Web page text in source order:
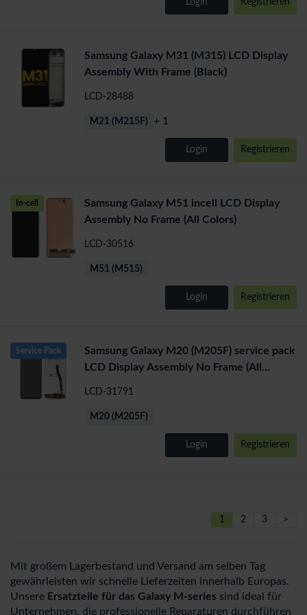
Login Registrieren
Samsung Galaxy M31 (M315) LCD Display
Assembly With Frame (Black)
LCD-28488
M21 (M215F) + 1
Login Registrieren
In-cell
Samsung Galaxy M51 incell LCD Display
Assembly No Frame (All Colors)
LCD-30516
M51 (M515)
Login Registrieren
Service Pack
Samsung Galaxy M20 (M205F) service pack
LCD Display Assembly No Frame (All
LCD-31791
M20 (M205F)
Login Registrieren
1 2 3 >
Mit großem Lagerbestand und Versand am selben Tag
gewährleisten wir schnelle Lieferzeiten innerhalb Europas.
Unsere Ersatzteile für das Galaxy M-series sind ideal für
Unternehmen, die professionelle Reparaturen durchführen